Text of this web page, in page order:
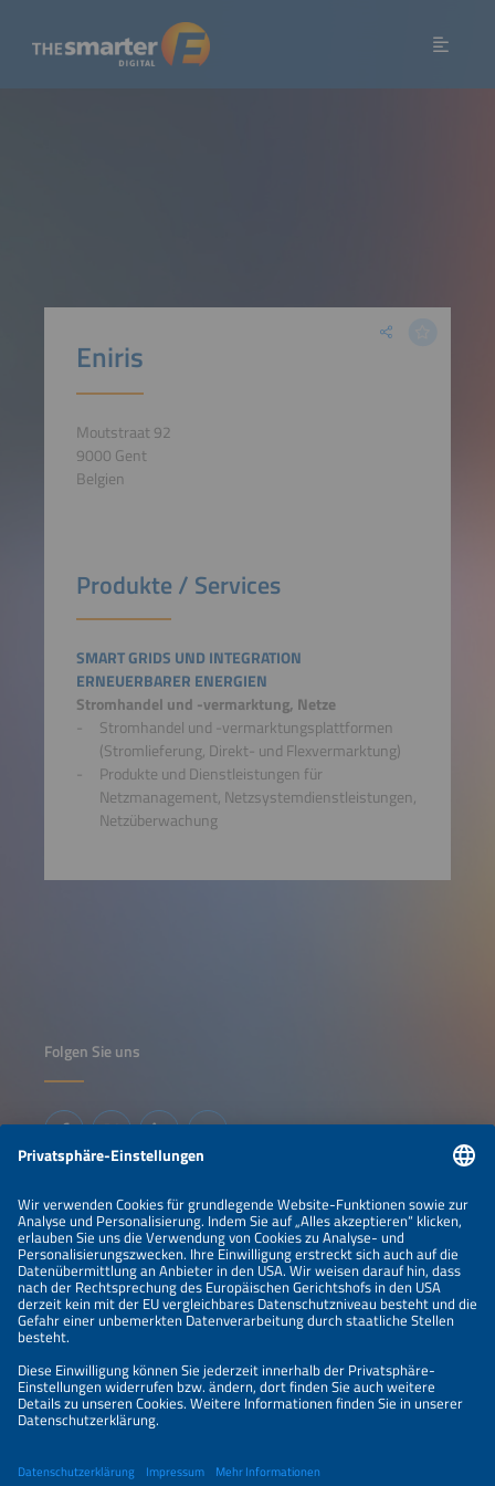
Eniris
Moutstraat 92
9000 Gent
Belgien
Produkte / Services
SMART GRIDS UND INTEGRATION
ERNEUERBARER ENERGIEN
Stromhandel und -vermarktung, Netze
Stromhandel und -vermarktungsplattformen
(Stromlieferung, Direkt- und Flexvermarktung)
Produkte und Dienstleistungen für
Netzmanagement, Netzsystemdienstleistungen,
Netzüberwachung
Folgen Sie uns
Informationen
IMPRESSUM
KONTAKT
ÜBER UNS
VERANSTALTER